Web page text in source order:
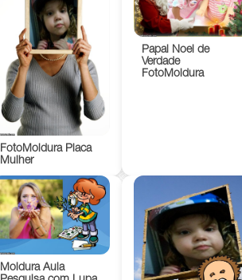
FotoMoldura Placa
Mulher
Papai Noel de
Verdade
FotoMoldura
Moldura Aula